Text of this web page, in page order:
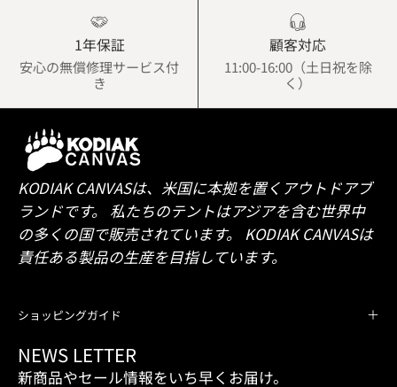
1年保証
安心の無償修理サービス付
き
顧客対応
11:00-16:00（土日祝を除
く）
KODIAK CANVASは、米国に本拠を置くアウトドアブ
ランドです。 私たちのテントはアジアを含む世界中
の多くの国で販売されています。 KODIAK CANVASは
責任ある製品の生産を目指しています。
ショッピングガイド
NEWS LETTER
新商品やセール情報をいち早くお届け。